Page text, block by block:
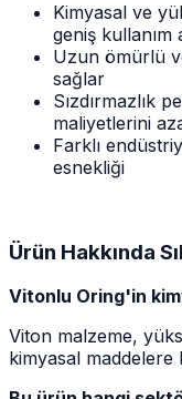
Kimyasal ve
geniş kullanım
Uzun ömürlü
sağlar
Sızdırmazlık
maliyetlerini
Farklı
esnekliği
Ürün Hakkında
Vitonlu Oring'in
Viton malzeme,
kimyasal maddelere